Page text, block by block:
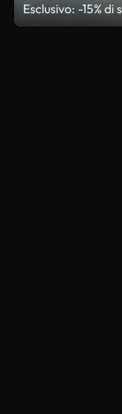
Esclusivo: -15%